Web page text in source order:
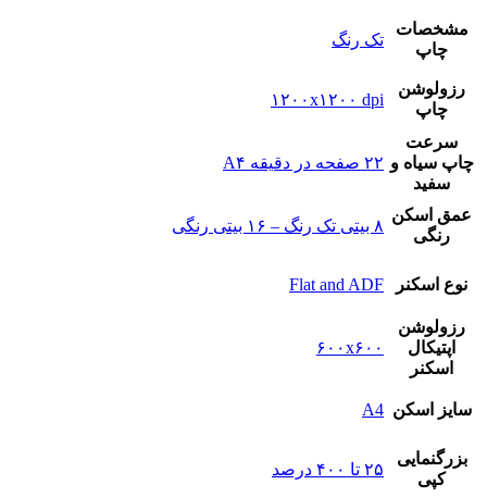
مشخصات
چاپ
تک رنگ
رزولوشن
چاپ
۱۲۰۰x۱۲۰۰ dpi
سرعت
چاپ سیاه و
سفید
۲۲ صفحه در دقیقه A۴
عمق اسکن
رنگی
۸ بیتی تک رنگ – ۱۶ بیتی رنگی
نوع‌ اسکنر Flat and ADF
رزولوشن
اپتیکال
اسکنر
۶۰۰x۶۰۰
سایز اسکن A4
بزرگنمایی
کپی
۲۵ تا ۴۰۰ درصد